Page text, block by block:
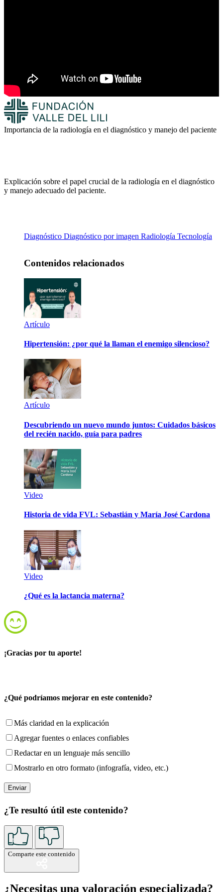
Importancia de la radiología en el diagnóstico y manejo del paciente
Explicación sobre el papel crucial de la radiología en el diagnóstico
y manejo adecuado del paciente.
Diagnóstico Diagnóstico por imagen Radiología Tecnología
Contenidos relacionados
Artículo
Hipertensión: ¿por qué la llaman el enemigo silencioso?
Artículo
Descubriendo un nuevo mundo juntos: Cuidados básicos
del recién nacido, guía para padres
Video
Historia de vida FVL: Sebastián y María José Cardona
Video
¿Qué es la lactancia materna?
¡Gracias por tu aporte!
¿Qué podríamos mejorar en este contenido?
Más claridad en la explicación
Agregar fuentes o enlaces confiables
Redactar en un lenguaje más sencillo
Mostrarlo en otro formato (infografía, video, etc.)
¿Te resultó útil este contenido?
Comparte este contenido
¿Necesitas una valoración especializada?